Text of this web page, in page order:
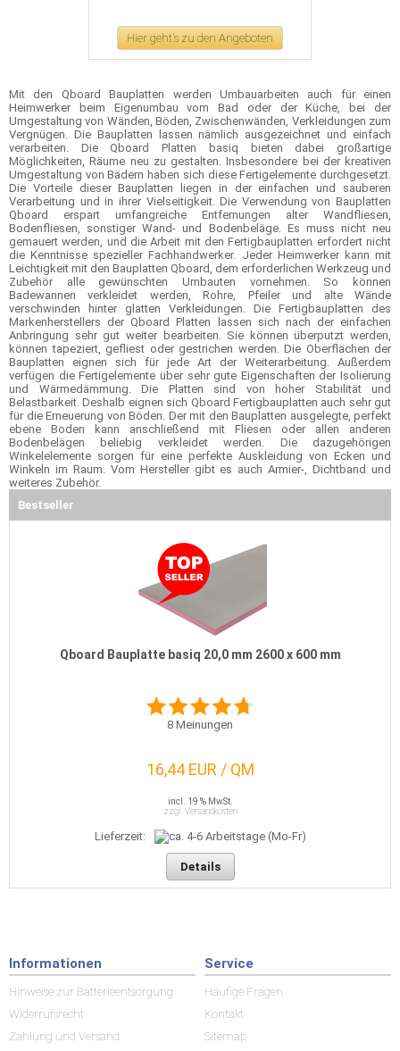
Hier geht's zu den Angeboten
Mit den Qboard Bauplatten werden Umbauarbeiten auch für einen
Heimwerker beim Eigenumbau vom Bad oder der Küche, bei der
Umgestaltung von Wänden, Böden, Zwischenwänden, Verkleidungen zum
Vergnügen. Die Bauplatten lassen nämlich ausgezeichnet und einfach
verarbeiten. Die Qboard Platten basiq bieten dabei großartige
Möglichkeiten, Räume neu zu gestalten. Insbesondere bei der kreativen
Umgestaltung von Bädern haben sich diese Fertigelemente durchgesetzt.
Die Vorteile dieser Bauplatten liegen in der einfachen und sauberen
Verarbeitung und in ihrer Vielseitigkeit. Die Verwendung von Bauplatten
Qboard erspart umfangreiche Entfernungen alter Wandfliesen,
Bodenfliesen, sonstiger Wand- und Bodenbeläge. Es muss nicht neu
gemauert werden, und die Arbeit mit den Fertigbauplatten erfordert nicht
die Kenntnisse spezieller Fachhandwerker. Jeder Heimwerker kann mit
Leichtigkeit mit den Bauplatten Qboard, dem erforderlichen Werkzeug und
Zubehör alle gewünschten Umbauten vornehmen. So können
Badewannen verkleidet werden, Rohre, Pfeiler und alte Wände
verschwinden hinter glatten Verkleidungen. Die Fertigbauplatten des
Markenherstellers der Qboard Platten lassen sich nach der einfachen
Anbringung sehr gut weiter bearbeiten. Sie können überputzt werden,
können tapeziert, gefliest oder gestrichen werden. Die Oberflächen der
Bauplatten eignen sich für jede Art der Weiterarbeitung. Außerdem
verfügen die Fertigelemente über sehr gute Eigenschaften der Isolierung
und Wärmedämmung. Die Platten sind von hoher Stabilität und
Belastbarkeit. Deshalb eignen sich Qboard Fertigbauplatten auch sehr gut
für die Erneuerung von Böden. Der mit den Bauplatten ausgelegte, perfekt
ebene Boden kann anschließend mit Fliesen oder allen anderen
Bodenbelägen beliebig verkleidet werden. Die dazugehörigen
Winkelelemente sorgen für eine perfekte Auskleidung von Ecken und
Winkeln im Raum. Vom Hersteller gibt es auch Armier-, Dichtband und
weiteres Zubehör.
Bestseller
Qboard Bauplatte basiq 20,0 mm 2600 x 600 mm
8 Meinungen
16,44 EUR / QM
incl. 19 % MwSt.
zzgl. Versandkosten
Lieferzeit:
Details
Informationen
Hinweise zur Batterieentsorgung
Widerrufsrecht
Zahlung und Versand
Service
Häufige Fragen
Kontakt
Sitemap